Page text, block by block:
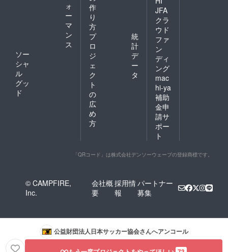
ォ
ー
マ
ン
ス
ソー
シャ
ル
グッ
ド
作
り
方
プ
ロ
ジ
ェ
ク
ト
の
広
め
方
統
計
デ
ー
タ
JFA
クラ
ウド
ファ
ン
ディ
ング
mac
hi-ya
補助
金申
請サ
ポー
ト
「QRコード」は株式会社デンソーウェーブの登録商標です。
© CAMPFIRE,
Inc.
会社概
要
採用情
報
パートナー
募集
公益財団法人日本サッカー協会さんへアンコール